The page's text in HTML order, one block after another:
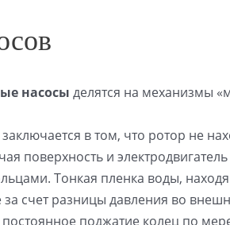
насосы делятся на механизмы
заключается в том, что ротор не
поверхность и
Тонкая пленка воды,
счет разницы давления во
поджатие колец по